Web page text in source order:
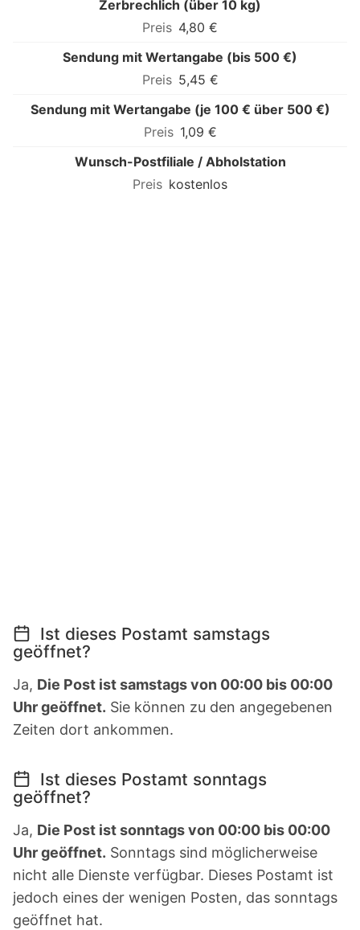
Zerbrechlich (über 10 kg)
4,80 €
Sendung mit Wertangabe (bis 500 €)
5,45 €
Sendung mit Wertangabe (je 100 € über 500 €)
1,09 €
Wunsch-Postfiliale / Abholstation
kostenlos
Ist dieses Postamt samstags
geöffnet?
Ja, Die Post ist samstags von 00:00 bis 00:00
Uhr geöffnet. Sie können zu den angegebenen
Zeiten dort ankommen.
Ist dieses Postamt sonntags
geöffnet?
Ja, Die Post ist sonntags von 00:00 bis 00:00
Uhr geöffnet. Sonntags sind möglicherweise
nicht alle Dienste verfügbar. Dieses Postamt ist
jedoch eines der wenigen Posten, das sonntags
geöffnet hat.